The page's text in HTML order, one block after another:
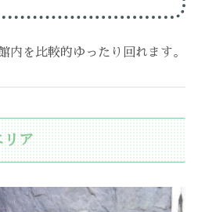
内を比較的ゆったり回れます。
リア